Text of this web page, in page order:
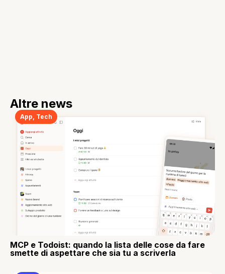
Altre news
App Tech
MCP e Todoist: quando la lista delle cose da fare
smette di aspettare che sia tu a scriverla